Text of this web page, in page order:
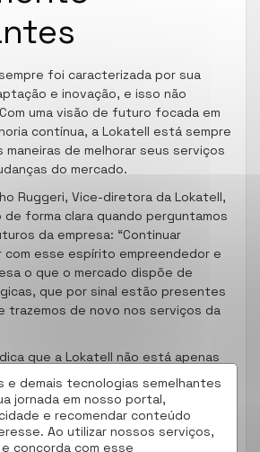
e demais tecnologias semelhantes
jornada em nosso portal,
e recomendar conteúdo
Ao utilizar nossos serviços,
concorda com esse
foi caracterizada por sua
e inovação, e isso não
uma visão de futuro focada em
contínua, a Lokatell está sempre
maneiras de melhorar seus serviços
do mercado.
Ruggeri, Vice-diretora da Lokatell,
de forma clara quando perguntamos
da empresa: “Continuar
com esse espírito empreendedor e
o que o mercado dispõe de
que por sinal estão presentes
trazemos de novo nos serviços da
que a Lokatell não está apenas
tecnologias e inovações, mas
por elas. Isso significa que a
em busca de formas de melhorar
serviços e, em última análise, a